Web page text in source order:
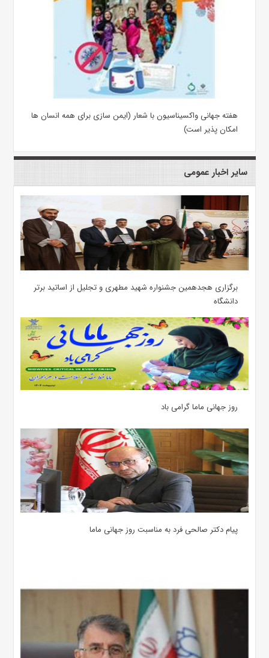
هفته جهانی واکسیناسیون با شعار (ایمن سازی برای همه انسان ها
امکان پذیر است)
سایر اخبار عمومی
برگزاری هجدهمین جشنواره شهید مطهری و تجلیل از اساتید برتر
دانشگاه
روز جهانی ماما گرامی باد
پیام دکتر صالحی فرد به مناسبت روز جهانی ماما